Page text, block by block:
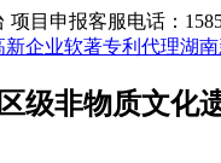
项目申报客服电话：
新企业软著专利代理湖南
级非物质文化